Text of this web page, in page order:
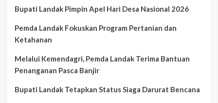
Bupati Landak Pimpin Apel Hari Desa Nasional 2026
Pemda Landak Fokuskan Program Pertanian dan
Ketahanan
Melalui Kemendagri, Pemda Landak Terima Bantuan
Penanganan Pasca Banjir
Bupati Landak Tetapkan Status Siaga Darurat Bencana